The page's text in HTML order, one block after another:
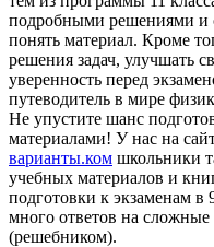
подробными решениями и
понять материал. Кроме
решения задач, улучшать
уверенность перед
путеводитель в мире
Не упустите шанс
материалами! У нас на
варианты.ком школьники
учебных материалов и
подготовки к экзаменам в
много ответов на
(решебником).